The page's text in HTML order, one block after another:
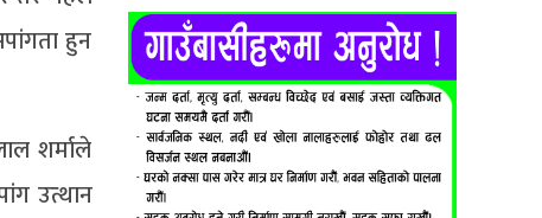
हुन
शर्माले
उत्थान